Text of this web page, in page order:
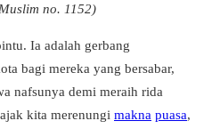
no. 1152)
Ia adalah gerbang
bagi mereka yang bersabar,
nafsunya demi meraih rida
kita merenungi makna puasa,